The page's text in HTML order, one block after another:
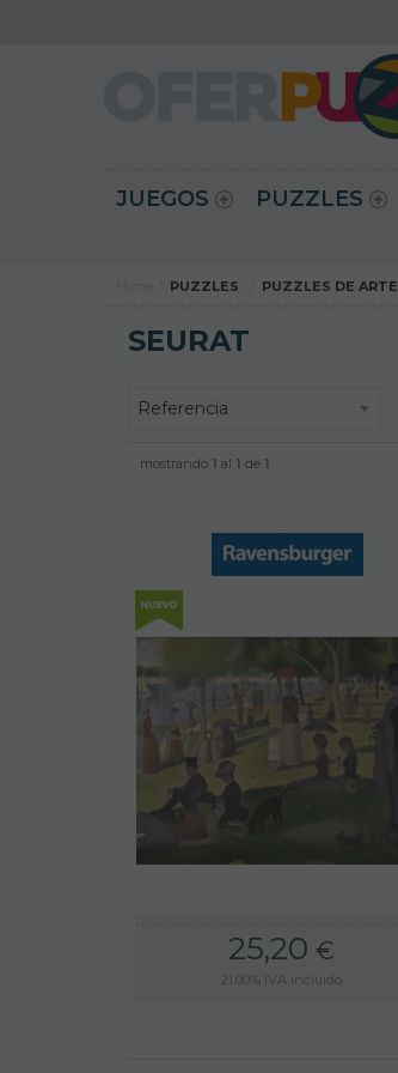
JUEGOS PUZZLES
PUZZLES PUZZLES DE ARTE
SEURAT
mostrando 1 al 1 de 1
25,20 €
21.00% IVA incluido